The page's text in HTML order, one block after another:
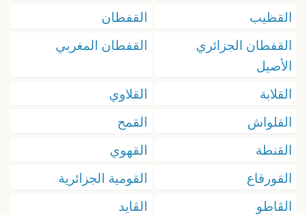
القظيب
القفطان
القفطان الجزائري
الأصيل
القفطان المغربي
القلابة
القلاوي
القلواش
القمح
القنطة
القهوي
القورقاع
القومية الجزائرية
الڨاطو
الڨايد